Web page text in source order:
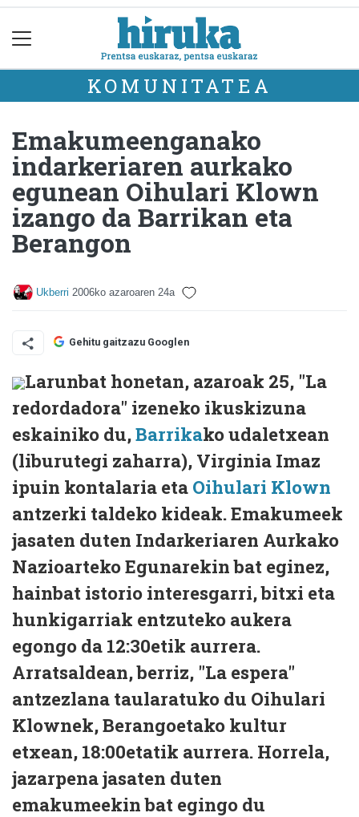
KOMUNITATEA
Emakumeenganako
indarkeriaren aurkako
egunean Oihulari Klown
izango da Barrikan eta
Berangon
Ukberri 2006ko azaroaren 24a
Gehitu gaitzazu Googlen
Larunbat honetan, azaroak 25, "La
redordadora" izeneko ikuskizuna
eskainiko du,Barrikako udaletxean
(liburutegi zaharra), Virginia Imaz
ipuin kontalaria eta Oihulari Klown
antzerki taldeko kideak. Emakumeek
jasaten duten Indarkeriaren Aurkako
Nazioarteko Egunarekin bat eginez,
hainbat istorio interesgarri, bitxi eta
hunkigarriak entzuteko aukera
egongo da 12:30etik aurrera.
Arratsaldean, berriz, "La espera"
antzezlana taularatuko du Oihulari
Klownek, Berangoetako kultur
etxean, 18:00etatik aurrera. Horrela,
jazarpena jasaten duten
emakumeekin bat egingo du